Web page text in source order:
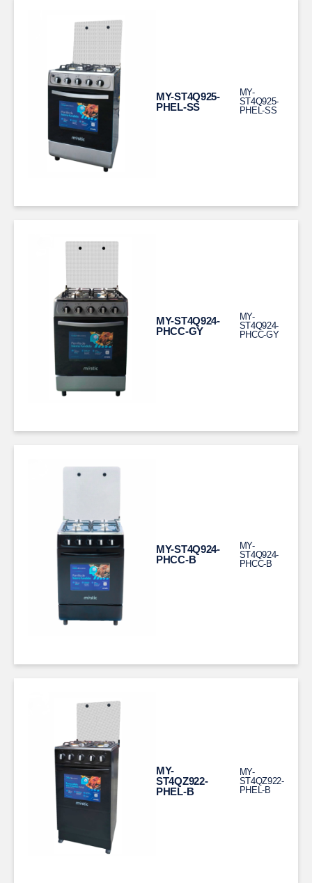
MY-ST4Q925-
PHEL-SS
MY-
ST4Q925-
PHEL-SS
MY-ST4Q924-
PHCC-GY
MY-
ST4Q924-
PHCC-GY
MY-ST4Q924-
PHCC-B
MY-
ST4Q924-
PHCC-B
MY-
ST4QZ922-
PHEL-B
MY-
ST4QZ922-
PHEL-B